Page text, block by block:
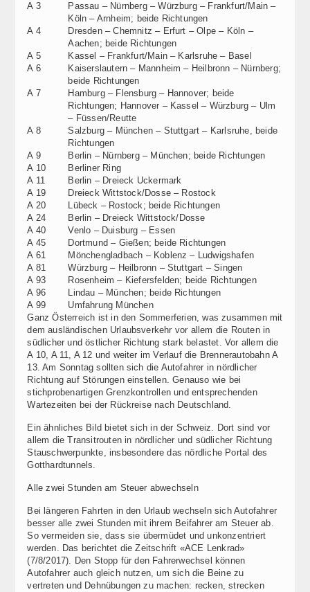
A 3
Passau – Nürnberg – Würzburg – Frankfurt/Main –
Köln – Arnheim; beide Richtungen
A 4
Dresden – Chemnitz – Erfurt – Olpe – Köln –
Aachen; beide Richtungen
A 5
Kassel – Frankfurt/Main – Karlsruhe – Basel
A 6
Kaiserslautern – Mannheim – Heilbronn – Nürnberg;
beide Richtungen
A 7
Hamburg – Flensburg – Hannover; beide
Richtungen; Hannover – Kassel – Würzburg – Ulm
– Füssen/Reutte
A 8
Salzburg – München – Stuttgart – Karlsruhe, beide
Richtungen
A 9
Berlin – Nürnberg – München; beide Richtungen
A 10
Berliner Ring
A 11
Berlin – Dreieck Uckermark
A 19
Dreieck Wittstock/Dosse – Rostock
A 20
Lübeck – Rostock; beide Richtungen
A 24
Berlin – Dreieck Wittstock/Dosse
A 40
Venlo – Duisburg – Essen
A 45
Dortmund – Gießen; beide Richtungen
A 61
Mönchengladbach – Koblenz – Ludwigshafen
A 81
Würzburg – Heilbronn – Stuttgart – Singen
A 93
Rosenheim – Kiefersfelden; beide Richtungen
A 96
Lindau – München; beide Richtungen
A 99
Umfahrung München
Ganz Österreich ist in den Sommerferien, was zusammen mit
dem ausländischen Urlaubsverkehr vor allem die Routen in
südlicher und östlicher Richtung stark belastet. Vor allem die
A 10, A 11, A 12 und weiter im Verlauf die Brennerautobahn A
13. Am Sonntag sollten sich die Autofahrer in nördlicher
Richtung auf Störungen einstellen. Genauso wie bei
stichprobenartigen Grenzkontrollen und entsprechenden
Wartezeiten bei der Rückreise nach Deutschland.
Ein ähnliches Bild bietet sich in der Schweiz. Dort sind vor
allem die Transitrouten in nördlicher und südlicher Richtung
Stauschwerpunkte, insbesondere das nördliche Portal des
Gotthardtunnels.
Alle zwei Stunden am Steuer abwechseln
Bei längeren Fahrten in den Urlaub wechseln sich Autofahrer
besser alle zwei Stunden mit ihrem Beifahrer am Steuer ab.
So vermeiden sie, dass sie übermüdet und unkonzentriert
werden. Das berichtet die Zeitschrift «ACE Lenkrad»
(7/8/2017). Den Stopp für den Fahrerwechsel können
Autofahrer auch gleich nutzen, um sich die Beine zu
vertreten und Dehnübungen zu machen: recken, strecken